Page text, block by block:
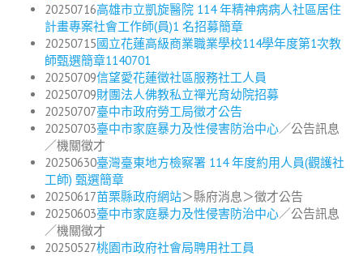
20250716高雄市立凱旋醫院 114 年精神病病人社區居住
計畫專案社會工作師(員)1 名招募簡章
20250715國立花蓮高級商業職業學校114學年度第1次教
師甄選簡章1140701
20250709信望愛花蓮徵社區服務社工人員
20250709財團法人佛教私立禪光育幼院招募
20250707臺中市政府勞工局徵才公告
20250703臺中市家庭暴力及性侵害防治中心／公告訊息
／機關徵才
20250630臺灣臺東地方檢察署 114 年度約用人員(觀護社
工師) 甄選簡章
20250617苗栗縣政府網站＞縣府消息＞徵才公告
20250603臺中市家庭暴力及性侵害防治中心／公告訊息
／機關徵才
20250527桃園市政府社會局聘用社工員